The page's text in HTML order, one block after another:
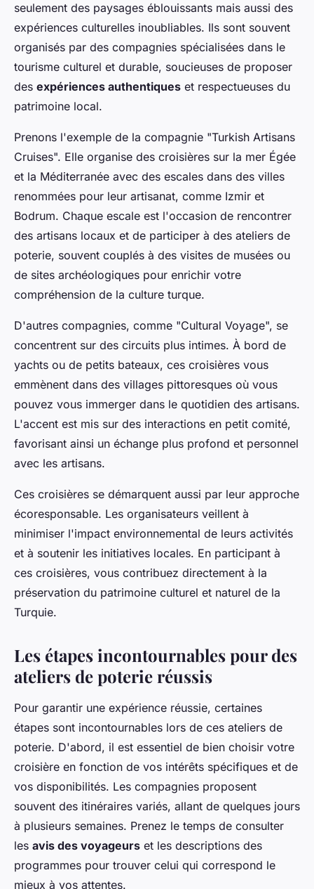
seulement des paysages éblouissants mais aussi des
expériences culturelles inoubliables. Ils sont souvent
organisés par des compagnies spécialisées dans le
tourisme culturel et durable, soucieuses de proposer
des expériences authentiques et respectueuses du
patrimoine local.
Prenons l'exemple de la compagnie "Turkish Artisans
Cruises". Elle organise des croisières sur la mer Égée
et la Méditerranée avec des escales dans des villes
renommées pour leur artisanat, comme Izmir et
Bodrum. Chaque escale est l'occasion de rencontrer
des artisans locaux et de participer à des ateliers de
poterie, souvent couplés à des visites de musées ou
de sites archéologiques pour enrichir votre
compréhension de la culture turque.
D'autres compagnies, comme "Cultural Voyage", se
concentrent sur des circuits plus intimes. À bord de
yachts ou de petits bateaux, ces croisières vous
emmènent dans des villages pittoresques où vous
pouvez vous immerger dans le quotidien des artisans.
L'accent est mis sur des interactions en petit comité,
favorisant ainsi un échange plus profond et personnel
avec les artisans.
Ces croisières se démarquent aussi par leur approche
écoresponsable. Les organisateurs veillent à
minimiser l'impact environnemental de leurs activités
et à soutenir les initiatives locales. En participant à
ces croisières, vous contribuez directement à la
préservation du patrimoine culturel et naturel de la
Turquie.
Les étapes incontournables pour des
ateliers de poterie réussis
Pour garantir une expérience réussie, certaines
étapes sont incontournables lors de ces ateliers de
poterie. D'abord, il est essentiel de bien choisir votre
croisière en fonction de vos intérêts spécifiques et de
vos disponibilités. Les compagnies proposent
souvent des itinéraires variés, allant de quelques jours
à plusieurs semaines. Prenez le temps de consulter
les avis des voyageurs et les descriptions des
programmes pour trouver celui qui correspond le
mieux à vos attentes.